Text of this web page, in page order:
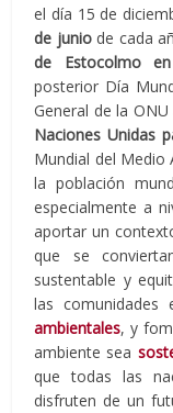
el día 15 de
de juniode cada
de Estocolmo
posterior Día
General de la
Naciones Unidas
Mundial del Medio
la población
especialmente a
aportar un
que se
sustentable y
las
ambientales, y
ambiente sea
que todas las
disfruten de un